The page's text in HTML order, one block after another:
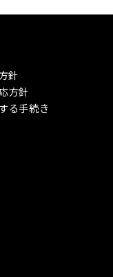
針
方針
る手続き